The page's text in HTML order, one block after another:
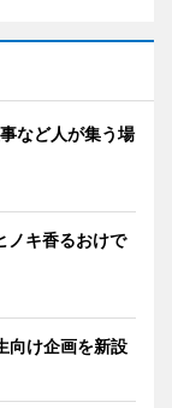
など人が集う場
キ香るおけで
け企画を新設